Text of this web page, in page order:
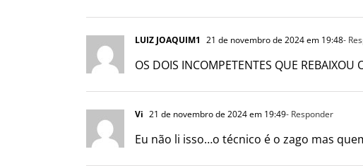
LUIZ JOAQUIM1 21 de novembro de 2024 em 19:48-
OS DOIS INCOMPETENTES QUE
Vi 21 de novembro de 2024 em 19:49- Responder
Eu não li isso…o técnico é o zago mas